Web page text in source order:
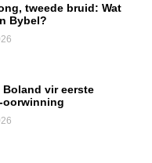
tweede bruid: Wat
Bybel?
Boland vir eerste
oorwinning